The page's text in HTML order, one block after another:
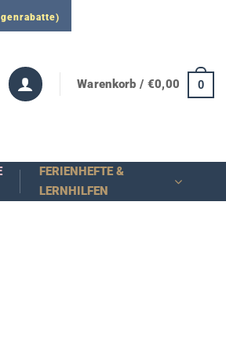
Warenkorb / €0,00 0
FERIENHEFTE &
LERNHILFEN